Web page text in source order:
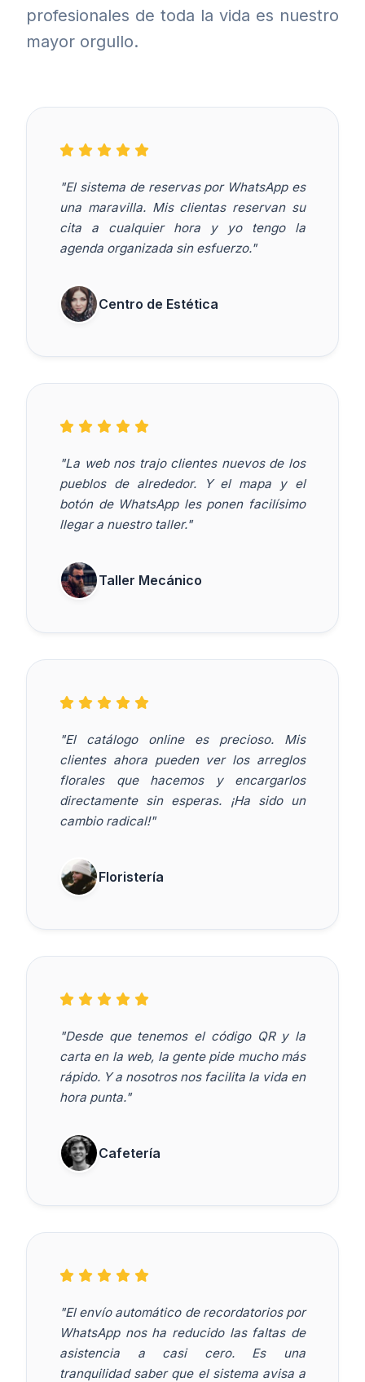
profesionales de toda la vida es nuestro
mayor orgullo.
"El sistema de reservas por WhatsApp es
una maravilla. Mis clientas reservan su
cita a cualquier hora y yo tengo la
agenda organizada sin esfuerzo."
Centro de Estética
"La web nos trajo clientes nuevos de los
pueblos de alrededor. Y el mapa y el
botón de WhatsApp les ponen facilísimo
llegar a nuestro taller."
Taller Mecánico
"El catálogo online es precioso. Mis
clientes ahora pueden ver los arreglos
florales que hacemos y encargarlos
directamente sin esperas. ¡Ha sido un
cambio radical!"
Floristería
"Desde que tenemos el código QR y la
carta en la web, la gente pide mucho más
rápido. Y a nosotros nos facilita la vida en
hora punta."
Cafetería
"El envío automático de recordatorios por
WhatsApp nos ha reducido las faltas de
asistencia a casi cero. Es una
tranquilidad saber que el sistema avisa a